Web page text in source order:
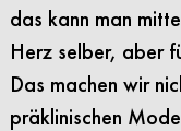
das kann man
Herz selber, aber
Das machen wir
präklinischen